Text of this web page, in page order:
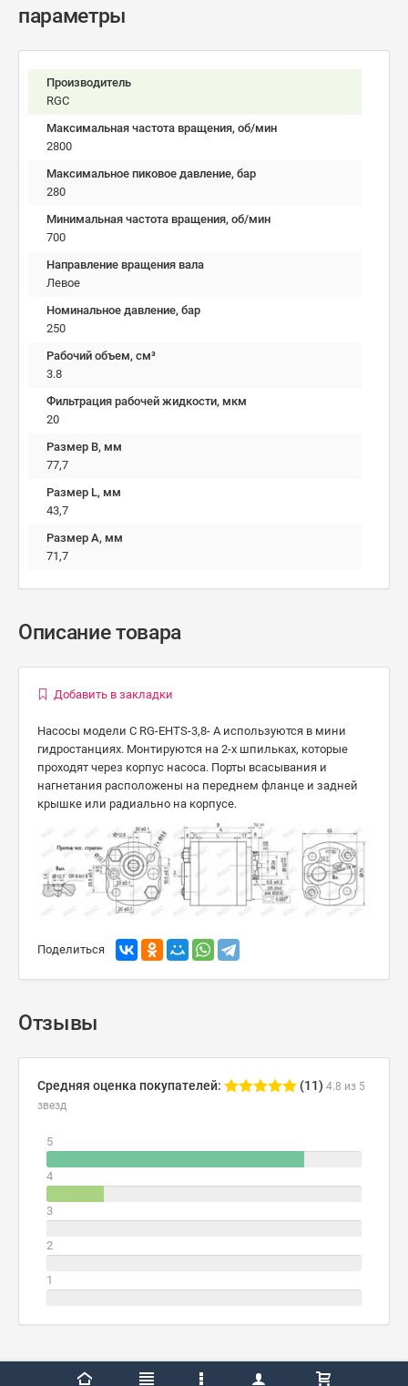
параметры
Производитель
RGC
Максимальная частота вращения, об/мин
2800
Максимальное пиковое давление, бар
280
Минимальная частота вращения, об/мин
700
Направление вращения вала
Левое
Номинальное давление, бар
250
Рабочий объем, см³
3.8
Фильтрация рабочей жидкости, мкм
20
Размер B, мм
77,7
Размер L, мм
43,7
Размер А, мм
71,7
Описание товара
Добавить в закладки
Насосы модели С RG-EHTS-3,8- А используются в мини
гидростанциях. Монтируются на 2-х шпильках, которые
проходят через корпус насоса. Порты всасывания и
нагнетания расположены на переднем фланце и задней
крышке или радиально на корпусе.
Поделиться
Отзывы
Средняя оценка покупателей: (11) 4.8 из 5
звезд
5
4
3
2
1